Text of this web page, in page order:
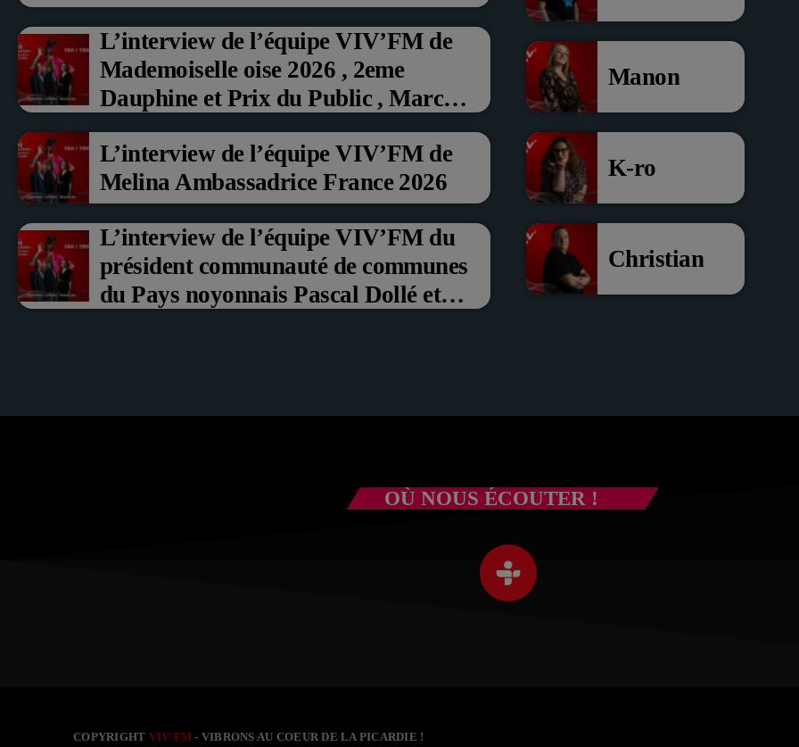
L’interview de l’équipe VIV’FM de
Mademoiselle oise 2026 , 2eme
Dauphine et Prix du Public , Marche
aux fruits rouge Noyon 2026
L’interview de l’équipe VIV’FM de
Melina Ambassadrice France 2026
L’interview de l’équipe VIV’FM du
président communauté de communes
du Pays noyonnais Pascal Dollé et
Manon
K-ro
Christian
OÙ NOUS ÉCOUTER !
COPYRIGHT VIV'FM - VIBRONS AU COEUR DE LA PICARDIE !